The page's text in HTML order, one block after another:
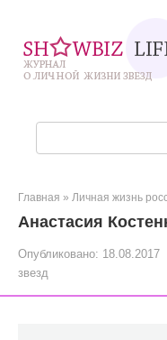
контенту
Главная » Личная жизнь
Анастасия
Опубликовано: 18.08.2017
звезд